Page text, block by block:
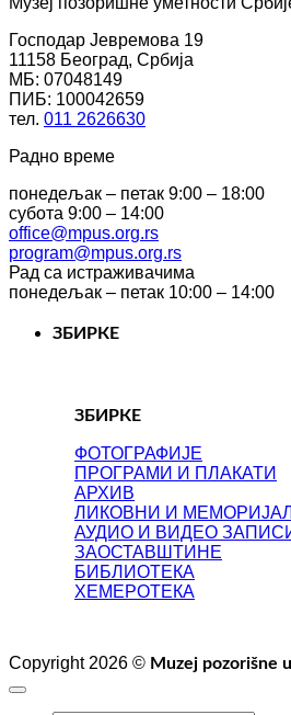
ЗБИРКЕ
ЗБИРКЕ
ФОТОГРАФИЈЕ
ПРОГРАМИ И ПЛАКАТИ
АРХИВ
ЛИКОВНИ И
АУДИО И ВИДЕО
ЗАОСТАВШТИНЕ
БИБЛИОТЕКА
ХЕМЕРОТЕКА
Господар Јевремова 19
11158 Београд, Србија
МБ: 07048149
ПИБ: 100042659
тел. 011 2626630
Радно време
понедељак – петак 9:00 – 18:00
субота 9:00 – 14:00
office@mpus.org.rs
program@mpus.org.rs
Рад са истраживачима
понедељак – петак 10:00 – 14:00
Copyright 2026 © Muzej pozorišne